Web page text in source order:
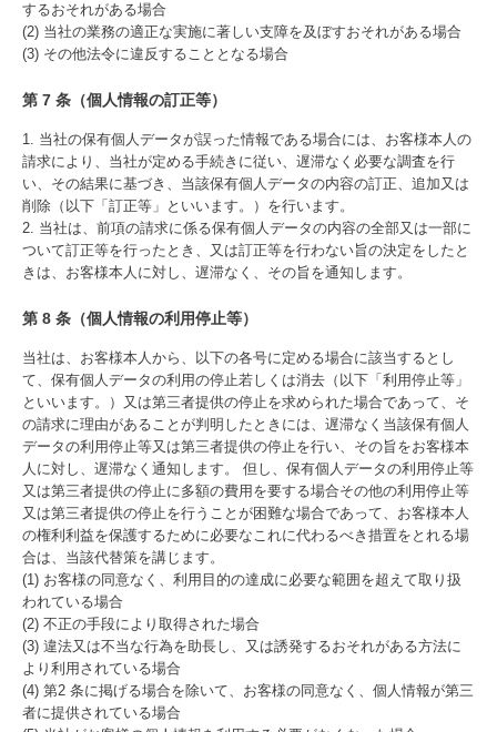
するおそれがある場合
(2) 当社の業務の適正な実施に著しい支障を及ぼすおそれがある場合
(3) その他法令に違反することとなる場合
第 7 条（個人情報の訂正等）
1. 当社の保有個人データが誤った情報である場合には、お客様本人の
請求により、当社が定める手続きに従い、遅滞なく必要な調査を行
い、その結果に基づき、当該保有個人データの内容の訂正、追加又は
削除（以下「訂正等」といいます。）を行います。
2. 当社は、前項の請求に係る保有個人データの内容の全部又は一部に
ついて訂正等を行ったとき、又は訂正等を行わない旨の決定をしたと
きは、お客様本人に対し、遅滞なく、その旨を通知します。
第 8 条（個人情報の利用停止等）
当社は、お客様本人から、以下の各号に定める場合に該当するとし
て、保有個人データの利用の停止若しくは消去（以下「利用停止等」
といいます。）又は第三者提供の停止を求められた場合であって、そ
の請求に理由があることが判明したときには、遅滞なく当該保有個人
データの利用停止等又は第三者提供の停止を行い、その旨をお客様本
人に対し、遅滞なく通知します。 但し、保有個人データの利用停止等
又は第三者提供の停止に多額の費用を要する場合その他の利用停止等
又は第三者提供の停止を行うことが困難な場合であって、お客様本人
の権利利益を保護するために必要なこれに代わるべき措置をとれる場
合は、当該代替策を講じます。
(1) お客様の同意なく、利用目的の達成に必要な範囲を超えて取り扱
われている場合
(2) 不正の手段により取得された場合
(3) 違法又は不当な行為を助長し、又は誘発するおそれがある方法に
より利用されている場合
(4) 第2 条に掲げる場合を除いて、お客様の同意なく、個人情報が第三
者に提供されている場合